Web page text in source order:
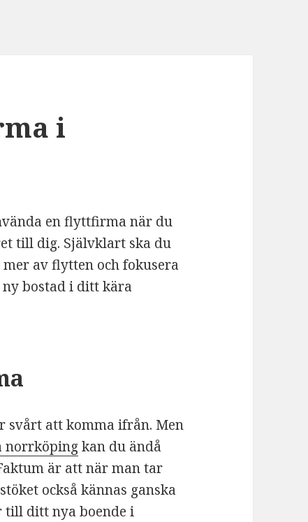
i
en flyttfirma när du
till dig. Självklart ska du
av flytten och fokusera
bostad i ditt kära
svårt att komma ifrån. Men
norrköpingkan du ändå
är att när man tar
också kännas ganska
ditt nya boende i